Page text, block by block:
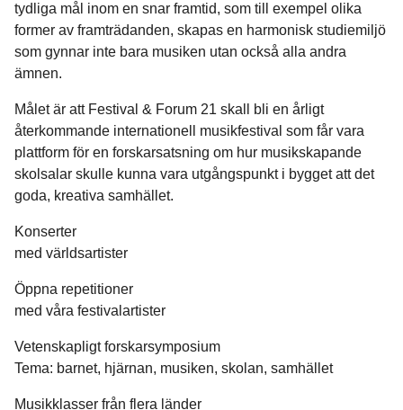
tydliga mål inom en snar framtid, som till exempel olika
former av framträdanden, skapas en harmonisk studiemiljö
som gynnar inte bara musiken utan också alla andra
ämnen.
Målet är att Festival & Forum 21 skall bli en årligt
återkommande internationell musikfestival som får vara
plattform för en forskarsatsning om hur musikskapande
skolsalar skulle kunna vara utgångspunkt i bygget att det
goda, kreativa samhället.
Konserter
med världsartister
Öppna repetitioner
med våra festivalartister
Vetenskapligt forskarsymposium
Tema: barnet, hjärnan, musiken, skolan, samhället
Musikklasser från flera länder